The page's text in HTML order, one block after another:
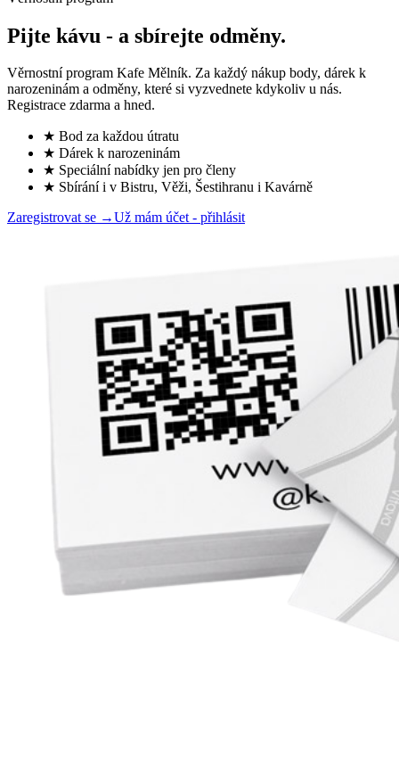
Pijte kávu - a sbírejte odměny.
Věrnostní program Kafe Mělník. Za každý nákup body, dárek k
narozeninám a odměny, které si vyzvednete kdykoliv u nás.
Registrace zdarma a hned.
★ Bod za každou útratu
★ Dárek k narozeninám
★ Speciální nabídky jen pro členy
★ Sbírání i v Bistru, Věži, Šestihranu i Kavárně
Zaregistrovat se →Už mám účet - přihlásit